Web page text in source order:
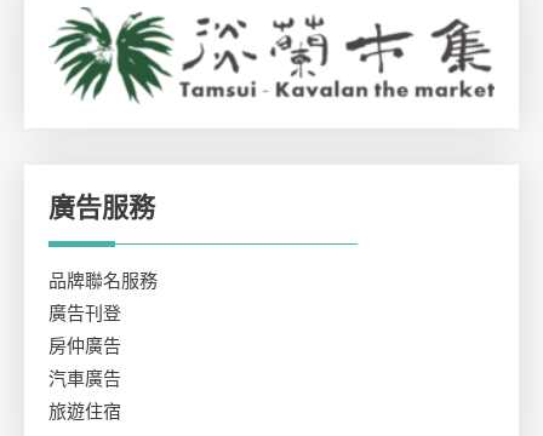
廣告服務
品牌聯名服務
廣告刊登
房仲廣告
汽車廣告
旅遊住宿